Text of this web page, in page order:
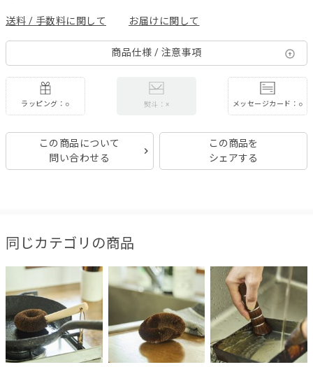
送料 / 手数料に関して お届けに関して
商品仕様 / 注意事項
ラッピング：○ 熨斗：× メッセージカード：○
この商品について
問い合わせる
この商品を
シェアする
同じカテゴリの商品